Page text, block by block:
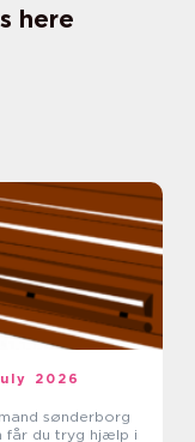
here
2026
sønderborg
får du tryg hjælp i